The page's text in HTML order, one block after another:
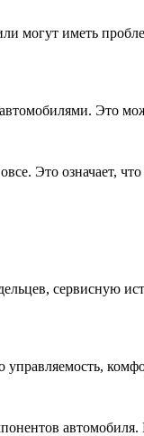
могут иметь
Это
Это означает,
сервисную